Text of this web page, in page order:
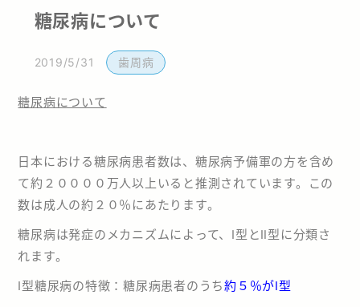
施設基準
078-936-6540
糖尿病について
2019/5/31 歯周病
糖尿病について
日本における糖尿病患者数は、糖尿病予備軍の方を含め
て約２００００万人以上いると推測されています。この
数は成人の約２０％にあたります。
糖尿病は発症のメカニズムによって、Ⅰ型とⅡ型に分類さ
れます。
Ⅰ型糖尿病の特徴：糖尿病患者のうち約５％がⅠ型